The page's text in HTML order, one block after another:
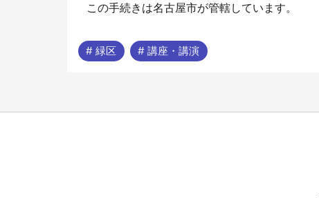
この手続きは名古屋市が管轄しています。
# 緑区 # 講座・講演